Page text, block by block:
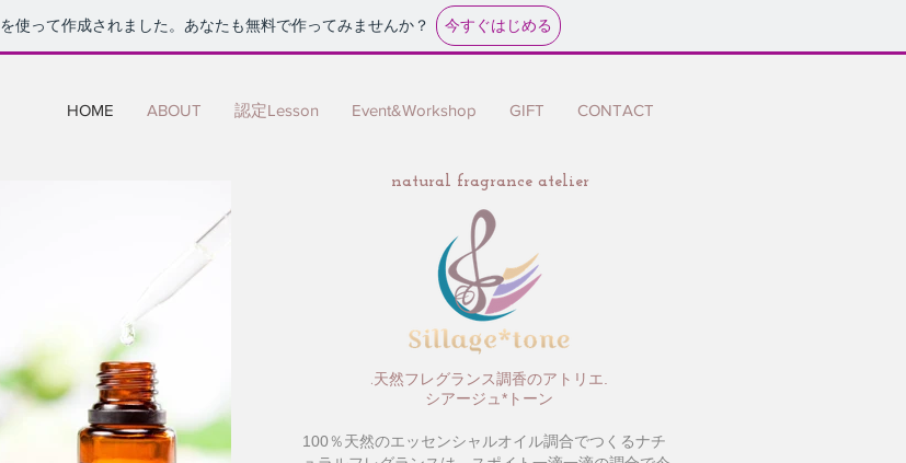
を使って作成されました。あなたも無料で作ってみませんか？ 今すぐはじめる
HOME ABOUT 認定Lesson Event&Workshop GIFT CONTACT
natural fragrance atelier
.天然フレグランス調香のアトリエ.
シアージュ*トーン
100％天然のエッセンシャルオイル調合でつくるナチ